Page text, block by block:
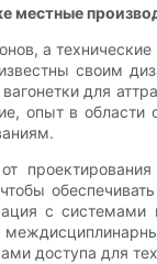
местные
а
своим
для
опыт в области
с
доступа для